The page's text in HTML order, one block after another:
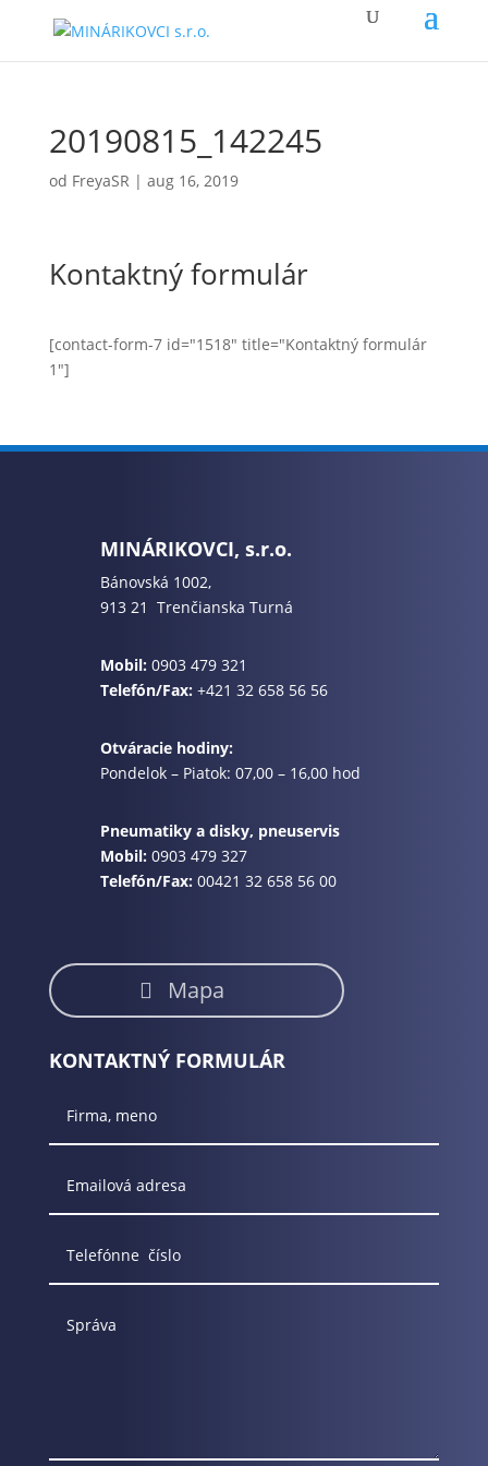
20190815_142245
od FreyaSR | aug 16, 2019
Kontaktný formulár
[contact-form-7 id="1518" title="Kontaktný formulár
1"]
MINÁRIKOVCI, s.r.o.
Bánovská 1002,
913 21 Trenčianska Turná
Mobil: 0903 479 321
Telefón/Fax:+421 32 658 56 56
Otváracie hodiny:
Pondelok – Piatok: 07,00 – 16,00 hod
Pneumatiky a disky, pneuservis
Mobil: 0903 479 327
Telefón/Fax:00421 32 658 56 00
Mapa
KONTAKTNÝ FORMULÁR